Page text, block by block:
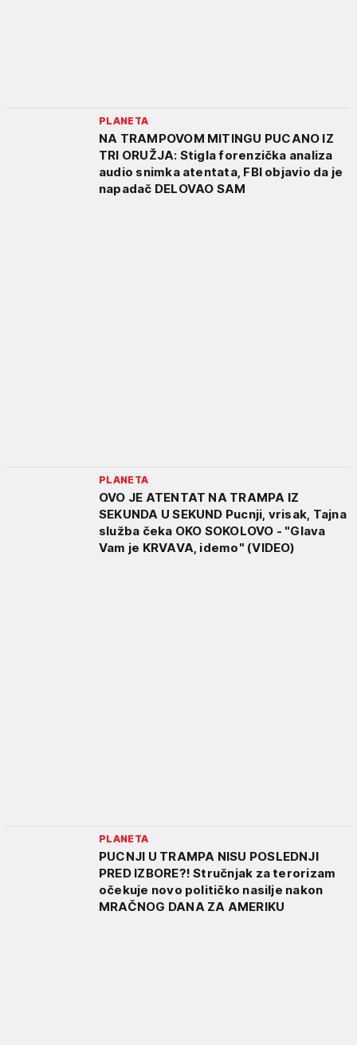
PLANETA
NA TRAMPOVOM MITINGU PUCANO IZ
TRI ORUŽJA: Stigla forenzička analiza
audio snimka atentata, FBI objavio da je
napadač DELOVAO SAM
PLANETA
OVO JE ATENTAT NA TRAMPA IZ
SEKUNDA U SEKUND Pucnji, vrisak, Tajna
služba čeka OKO SOKOLOVO - "Glava
Vam je KRVAVA, idemo" (VIDEO)
PLANETA
PUCNJI U TRAMPA NISU POSLEDNJI
PRED IZBORE?! Stručnjak za terorizam
očekuje novo političko nasilje nakon
MRAČNOG DANA ZA AMERIKU